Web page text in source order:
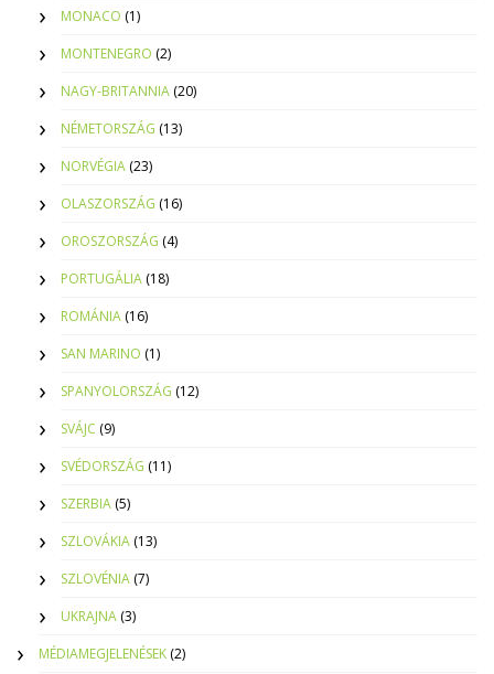
MONACO (1)
MONTENEGRO (2)
NAGY-BRITANNIA (20)
NÉMETORSZÁG (13)
NORVÉGIA (23)
OLASZORSZÁG (16)
OROSZORSZÁG (4)
PORTUGÁLIA (18)
ROMÁNIA (16)
SAN MARINO (1)
SPANYOLORSZÁG (12)
SVÁJC (9)
SVÉDORSZÁG (11)
SZERBIA (5)
SZLOVÁKIA (13)
SZLOVÉNIA (7)
UKRAJNA (3)
MÉDIAMEGJELENÉSEK (2)